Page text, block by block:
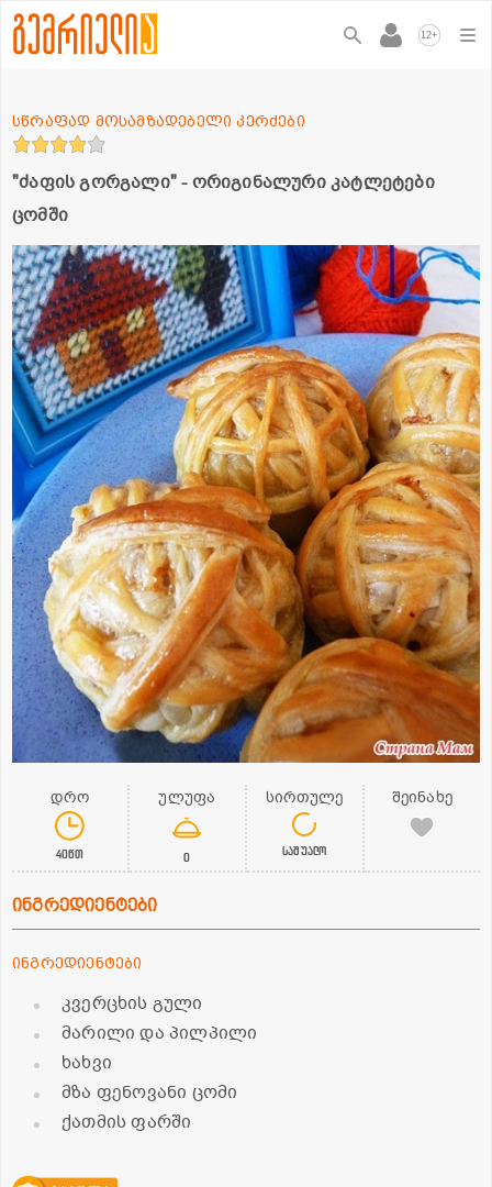
12+
"ძაფის გორგალი" - ორიგინალური კატლეტები
ცომში
სწრაფად მოსამზადებელი კერძები
დრო
40წთ
ულუფა
0
სირთულე
საშუალო
შეინახე
ინგრედიენტები
ინგრედიენტები
კვერცხის გული
მარილი და პილპილი
ხახვი
მზა ფენოვანი ცომი
ქათმის ფარში